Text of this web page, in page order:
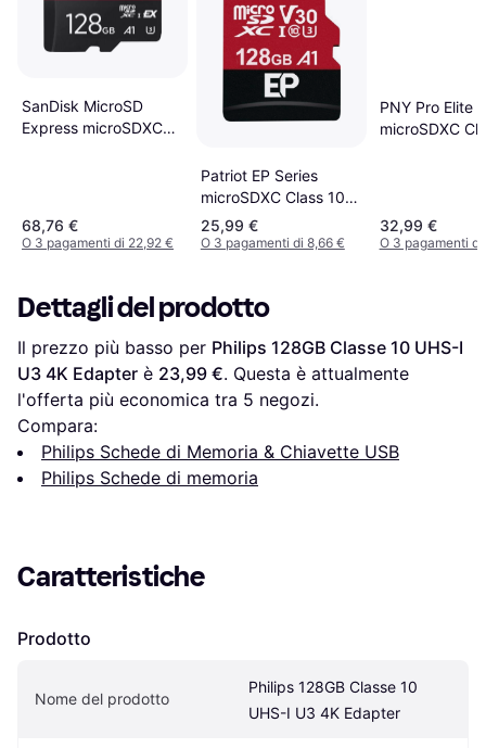
SanDisk MicroSD
Express microSDXC
68,76 €
O 3 pagamenti di 22,92 €
Patriot EP Series
microSDXC Class 10
UHS-I U3 V30 A1
100/80MB/s 128GB
25,99 €
O 3 pagamenti di 8,66 €
PNY Pro Elite
microSDXC
32,99 €
O 3 pagamenti di
Dettagli del prodotto
Il prezzo più basso per Philips 128GB Classe 10 UHS-I
U3 4K Edapter è 23,99 €. Questa è attualmente
l'offerta più economica tra 5 negozi.
Compara:
Philips Schede di Memoria & Chiavette USB
Philips Schede di memoria
Caratteristiche
Prodotto
Nome del prodotto
Philips 128GB Classe 10
UHS-I U3 4K Edapter